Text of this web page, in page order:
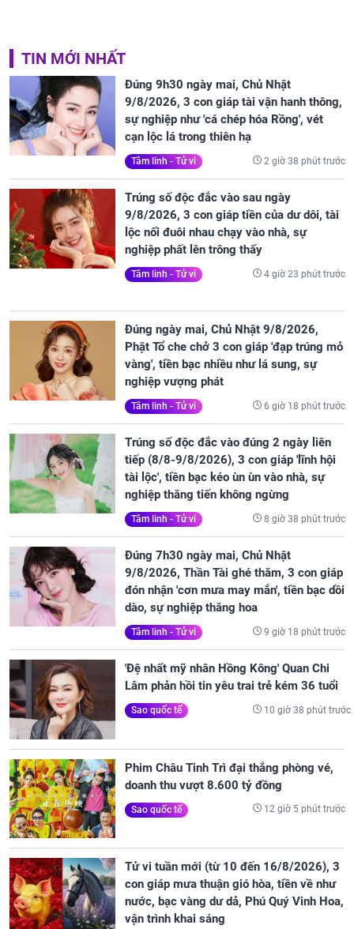
TIN MỚI NHẤT
Đúng 9h30 ngày mai, Chủ Nhật
9/8/2026, 3 con giáp tài vận hanh thông,
sự nghiệp như 'cá chép hóa Rồng', vét
cạn lộc lá trong thiên hạ
Tâm linh - Tử vi 2 giờ 38 phút trước
Trúng số độc đắc vào sau ngày
9/8/2026, 3 con giáp tiền của dư dôi, tài
lộc nối đuôi nhau chạy vào nhà, sự
nghiệp phất lên trông thấy
Tâm linh - Tử vi 4 giờ 23 phút trước
Đúng ngày mai, Chủ Nhật 9/8/2026,
Phật Tổ che chở 3 con giáp 'đạp trúng mỏ
vàng', tiền bạc nhiều như lá sung, sự
nghiệp vượng phát
Tâm linh - Tử vi 6 giờ 18 phút trước
Trúng số độc đắc vào đúng 2 ngày liên
tiếp (8/8-9/8/2026), 3 con giáp 'lĩnh hội
tài lộc', tiền bạc kéo ùn ùn vào nhà, sự
nghiệp thăng tiến không ngừng
Tâm linh - Tử vi 8 giờ 38 phút trước
Đúng 7h30 ngày mai, Chủ Nhật
9/8/2026, Thần Tài ghé thăm, 3 con giáp
đón nhận 'cơn mưa may mắn', tiền bạc dồi
dào, sự nghiệp thăng hoa
Tâm linh - Tử vi 9 giờ 18 phút trước
'Đệ nhất mỹ nhân Hồng Kông' Quan Chi
Lâm phản hồi tin yêu trai trẻ kém 36 tuổi
Sao quốc tế 10 giờ 38 phút trước
Phim Châu Tinh Trì đại thắng phòng vé,
doanh thu vượt 8.600 tỷ đồng
Sao quốc tế 12 giờ 5 phút trước
Tử vi tuần mới (từ 10 đến 16/8/2026), 3
con giáp mưa thuận gió hòa, tiền về như
nước, bạc vàng dư dả, Phú Quý Vinh Hoa,
vận trình khai sáng